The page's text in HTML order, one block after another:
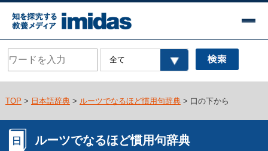
TOP > 日本語辞典> ルーツでなるほど慣用句辞典> 口の下から
ルーツでなるほど慣用句辞典